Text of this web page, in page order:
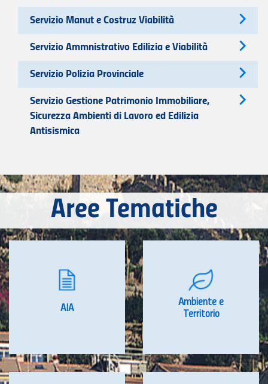
Servizio Manut e Costruz Viabilità
Servizio Ammnistrativo Edilizia e Viabilità
Servizio Polizia Provinciale
Servizio Gestione Patrimonio Immobiliare,
Sicurezza Ambienti di Lavoro ed Edilizia
Antisismica
Aree Tematiche
AIA
Ambiente e
Territorio